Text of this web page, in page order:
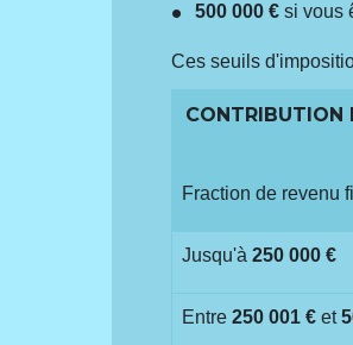
500 000 € si vous
Ces seuils
CONTRIBUTION
Fraction de revenu
Jusqu'à250 000 €
Entre250 001 € et